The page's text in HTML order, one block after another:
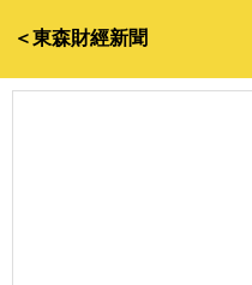
＜東森財經新聞